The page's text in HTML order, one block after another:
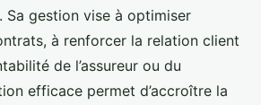
Sa gestion vise à optimiser
à renforcer la relation client
de l’assureur ou du
efficace permet d’accroître la